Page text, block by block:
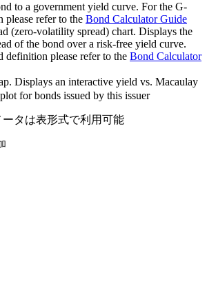
to a government yield curve. For the G-
please refer to the Bond Calculator Guide
(zero-volatility spread) chart. Displays the
of the bond over a risk-free yield curve.
definition please refer to the Bond Calculator
Displays an interactive yield vs. Macaulay
for bonds issued by this issuer
タは表形式で利用可能